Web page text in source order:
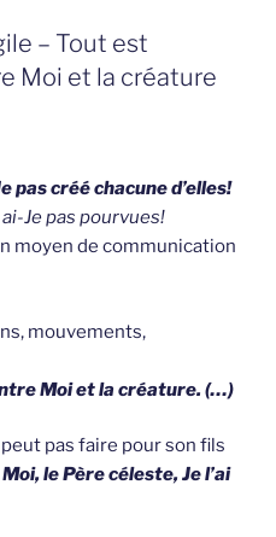
– Tout est
Moi et la créature
pas créé chacune d’elles!
Je pas pourvues!
moyen de communication
mouvements,
Moi et la créature. (…)
pas faire pour son fils
Moi, le Père céleste, Je l’ai